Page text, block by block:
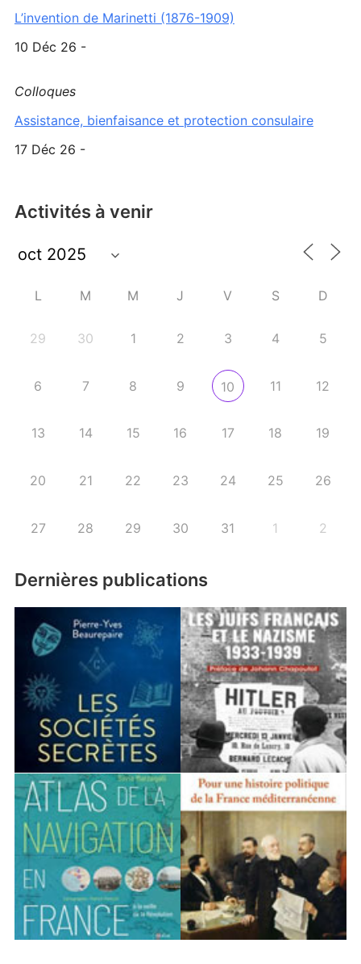
L’invention de Marinetti (1876-1909)
10 Déc 26 -
Colloques
Assistance, bienfaisance et protection consulaire
17 Déc 26 -
Activités à venir
L M M J V S D
29 30 1 2 3 4 5
6 7 8 9 10 11 12
13 14 15 16 17 18 19
20 21 22 23 24 25 26
27 28 29 30 31 1 2
Dernières publications